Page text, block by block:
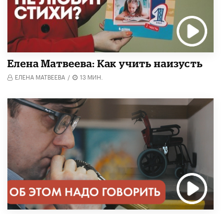
Елена Матвеева: Как учить наизусть
ЕЛЕНА МАТВЕЕВА / 13 МИН.